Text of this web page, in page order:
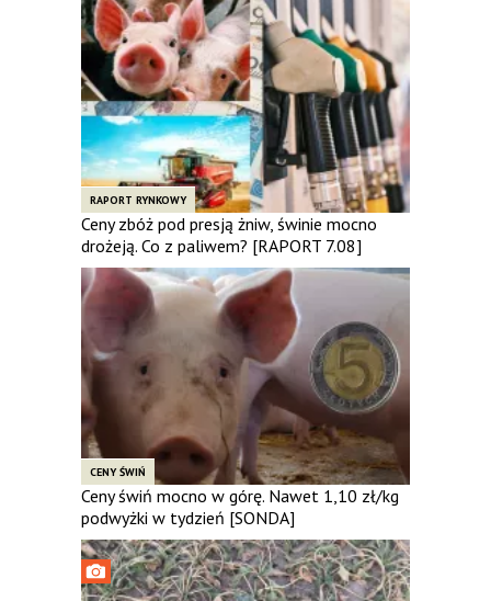
RAPORT RYNKOWY
Ceny zbóż pod presją żniw, świnie mocno
drożeją. Co z paliwem? [RAPORT 7.08]
CENY ŚWIŃ
Ceny świń mocno w górę. Nawet 1,10 zł/kg
podwyżki w tydzień [SONDA]